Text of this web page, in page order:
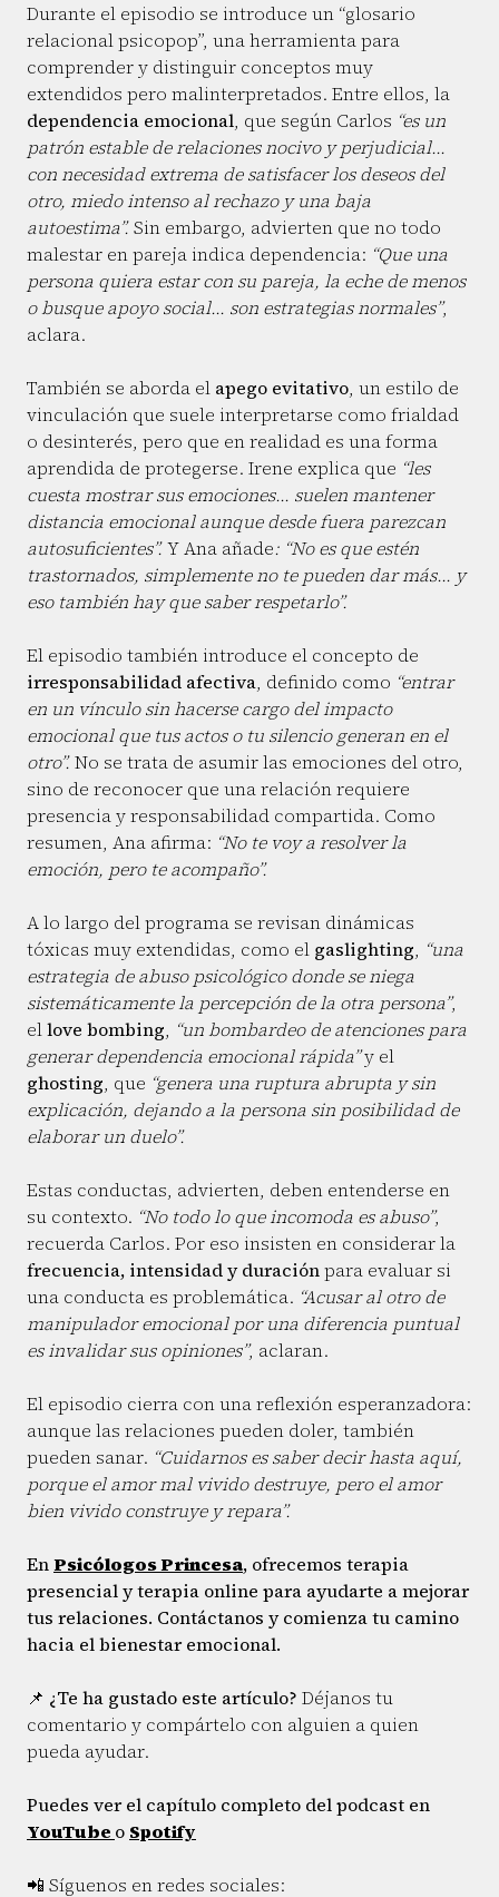
Durante el episodio se introduce un “glosario
relacional psicopop”, una herramienta para
comprender y distinguir conceptos muy
extendidos pero malinterpretados. Entre ellos, la
dependencia emocional, que según Carlos “es un
patrón estable de relaciones nocivo y perjudicial...
con necesidad extrema de satisfacer los deseos del
otro, miedo intenso al rechazo y una baja
autoestima”.Sin embargo, advierten que no todo
malestar en pareja indica dependencia: “Que una
persona quiera estar con su pareja, la eche de menos
o busque apoyo social... son estrategias normales”,
aclara.
También se aborda el apego evitativo, un estilo de
vinculación que suele interpretarse como frialdad
o desinterés, pero que en realidad es una forma
aprendida de protegerse. Irene explica que “les
cuesta mostrar sus emociones... suelen mantener
distancia emocional aunque desde fuera parezcan
autosuficientes”.Y Ana añade: “No es que estén
trastornados, simplemente no te pueden dar más... y
eso también hay que saber respetarlo”.
El episodio también introduce el concepto de
irresponsabilidad afectiva, definido como “entrar
en un vínculo sin hacerse cargo del impacto
emocional que tus actos o tu silencio generan en el
otro”.No se trata de asumir las emociones del otro,
sino de reconocer que una relación requiere
presencia y responsabilidad compartida. Como
resumen, Ana afirma: “No te voy a resolver la
emoción, pero te acompaño”.
A lo largo del programa se revisan dinámicas
tóxicas muy extendidas, como el gaslighting, “una
estrategia de abuso psicológico donde se niega
sistemáticamente la percepción de la otra persona”,
ellove bombing, “un bombardeo de atenciones para
generar dependencia emocional rápida”y el
ghosting, que “genera una ruptura abrupta y sin
explicación, dejando a la persona sin posibilidad de
elaborar un duelo”.
Estas conductas, advierten, deben entenderse en
su contexto. “No todo lo que incomoda es abuso”,
recuerda Carlos. Por eso insisten en considerar la
frecuencia, intensidad y duraciónpara evaluar si
una conducta es problemática. “Acusar al otro de
manipulador emocional por una diferencia puntual
es invalidar sus opiniones”, aclaran.
El episodio cierra con una reflexión esperanzadora:
aunque las relaciones pueden doler, también
pueden sanar. “Cuidarnos es saber decir hasta aquí,
porque el amor mal vivido destruye, pero el amor
bien vivido construye y repara”.
EnPsicólogos Princesa, ofrecemos terapia
presencial y terapia online para ayudarte a mejorar
tus relaciones. Contáctanos y comienza tu camino
hacia el bienestar emocional.
📌 ¿Te ha gustado este artículo? Déjanos tu
comentario y compártelo con alguien a quien
pueda ayudar.
Puedes ver el capítulo completo del podcast en
YouTube o Spotify
📲 Síguenos en redes sociales: